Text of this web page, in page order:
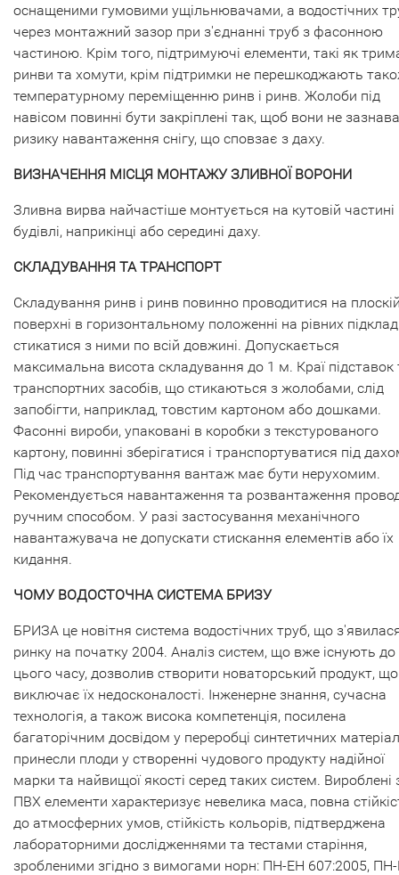
оснащеними гумовими ущільнювачами, а водостічних
через монтажний зазор при з'єднанні труб з фасонною
частиною. Крім того, підтримуючі елементи, такі як
ринви та хомути, крім підтримки не перешкоджають
температурному переміщенню ринв і ринв. Жолоби під
навісом повинні бути закріплені так, щоб вони не
ризику навантаження снігу, що сповзає з даху.
ВИЗНАЧЕННЯ МІСЦЯ МОНТАЖУ ЗЛИВНОЇ ВОРОНИ
Зливна вирва найчастіше монтується на кутовій частині
будівлі, наприкінці або середині даху.
СКЛАДУВАННЯ ТА ТРАНСПОРТ
Складування ринв і ринв повинно проводитися на
поверхні в горизонтальному положенні на рівних
стикатися з ними по всій довжині. Допускається
максимальна висота складування до 1 м. Краї підставок
транспортних засобів, що стикаються з жолобами, слід
запобігти, наприклад, товстим картоном або дошками.
Фасонні вироби, упаковані в коробки з текстурованого
картону, повинні зберігатися і транспортуватися під
Під час транспортування вантаж має бути нерухомим.
Рекомендується навантаження та розвантаження
ручним способом. У разі застосування механічного
навантажувача не допускати стискання елементів або їх
кидання.
ЧОМУ ВОДОСТОЧНА СИСТЕМА БРИЗУ
БРИЗА це новітня система водостічних труб, що
ринку на початку 2004. Аналіз систем, що вже існують до
цього часу, дозволив створити новаторський продукт, що
виключає їх недосконалості. Інженерне знання, сучасна
технологія, а також висока компетенція, посилена
багаторічним досвідом у переробці синтетичних
принесли плоди у створенні чудового продукту надійної
марки та найвищої якості серед таких систем. Вироблені
ПВХ елементи характеризує невелика маса, повна
до атмосферних умов, стійкість кольорів, підтверджена
лабораторними дослідженнями та тестами старіння,
зробленими згідно з вимогами норн: ПН-ЕН 607:2005,